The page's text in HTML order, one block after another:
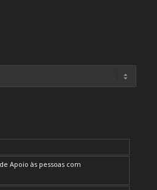
Apoio às pessoas com